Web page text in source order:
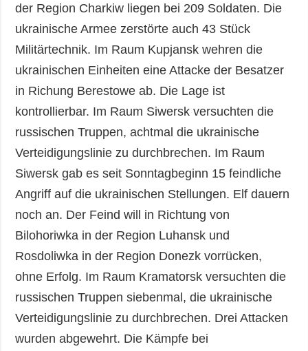
der Region Charkiw liegen bei 209 Soldaten. Die
ukrainische Armee zerstörte auch 43 Stück
Militärtechnik. Im Raum Kupjansk wehren die
ukrainischen Einheiten eine Attacke der Besatzer
in Richung Berestowe ab. Die Lage ist
kontrollierbar. Im Raum Siwersk versuchten die
russischen Truppen, achtmal die ukrainische
Verteidigungslinie zu durchbrechen. Im Raum
Siwersk gab es seit Sonntagbeginn 15 feindliche
Angriff auf die ukrainischen Stellungen. Elf dauern
noch an. Der Feind will in Richtung von
Bilohoriwka in der Region Luhansk und
Rosdoliwka in der Region Donezk vorrücken,
ohne Erfolg. Im Raum Kramatorsk versuchten die
russischen Truppen siebenmal, die ukrainische
Verteidigungslinie zu durchbrechen. Drei Attacken
wurden abgewehrt. Die Kämpfe bei